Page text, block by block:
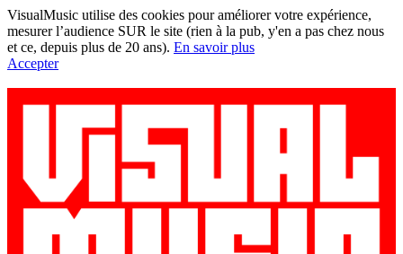
VisualMusic utilise des cookies pour améliorer votre expérience,
mesurer l’audience SUR le site (rien à la pub, y'en a pas chez nous
et ce, depuis plus de 20 ans). En savoir plus
Accepter